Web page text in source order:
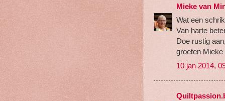
Mieke van
Wat een
Van harte
Doe rustig
groeten Mieke
10 jan 2014,